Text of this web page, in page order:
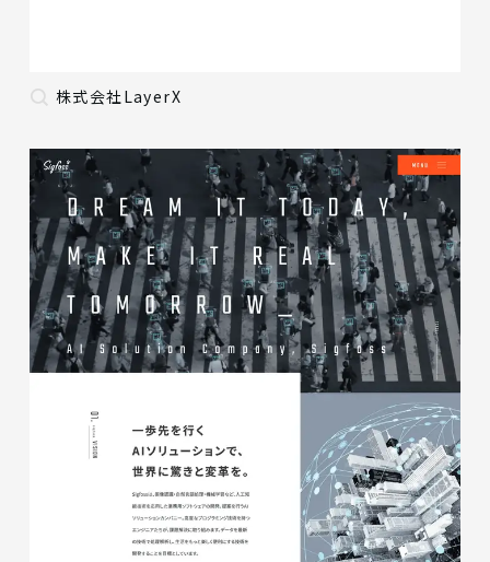
株式会社LayerX